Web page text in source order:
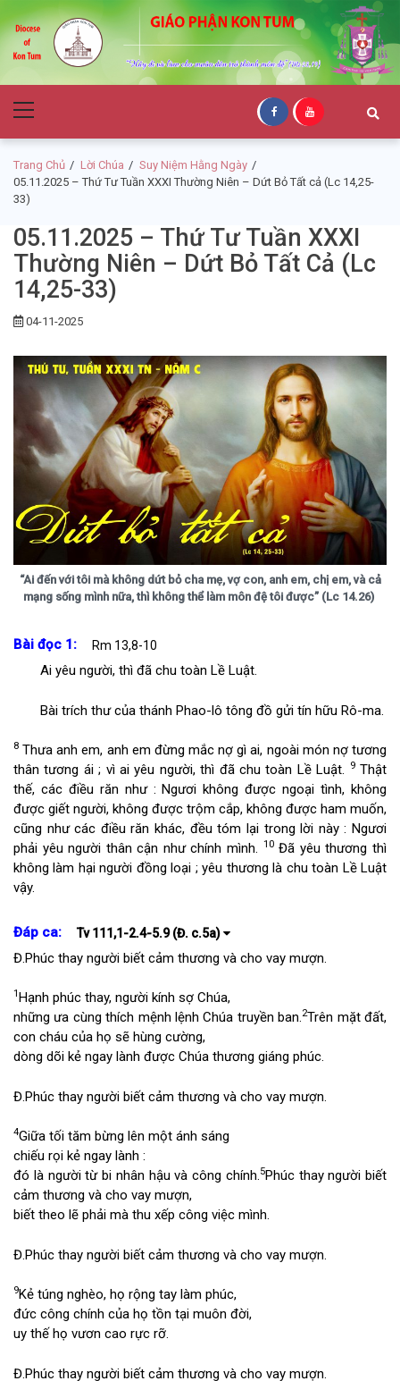
to
navigation
to
content
Giáo Phận Kon
Tum
Menu
Trang Chủ Lời Chúa
Suy Niệm Hằng Ngày
05.11.2025 – Thứ Tư Tuần XXXI Thường Niên – Dứt Bỏ Tất cả (Lc 14,25-
33)
05.11.2025 – Thứ Tư Tuần XXXI
Thường Niên – Dứt Bỏ Tất Cả (Lc
14,25-33)
04-11-2025
“Ai đến với tôi mà không dứt bỏ cha mẹ, vợ con, anh em, chị em, và cả
mạng sống mình nữa, thì không thể làm môn đệ tôi được” (Lc 14.26)
Bài đọc 1: Rm 13,8-10
Ai yêu người, thì đã chu toàn Lề Luật.
Bài trích thư của thánh Phao-lô tông đồ gửi tín hữu Rô-ma.
8 Thưa anh em, anh em đừng mắc nợ gì ai, ngoài món nợ tương
thân tương ái ; vì ai yêu người, thì đã chu toàn Lề Luật.
9Thật
thế, các điều răn như : Ngươi không được ngoại tình, không
được giết người, không được trộm cắp, không được ham muốn,
cũng như các điều răn khác, đều tóm lại trong lời này : Ngươi
phải yêu người thân cận như chính mình. 10Đã yêu thương thì
không làm hại người đồng loại ; yêu thương là chu toàn Lề Luật
vậy.
Đáp ca: Tv 111,1-2.4-5.9 (Đ. c.5a)
Đ.Phúc thay người biết cảm thương và cho vay mượn.
1Hạnh phúc thay, người kính sợ Chúa,
những ưa cùng thích mệnh lệnh Chúa truyền ban.2Trên mặt đất,
con cháu của họ sẽ hùng cường,
dòng dõi kẻ ngay lành được Chúa thương giáng phúc.
Đ.Phúc thay người biết cảm thương và cho vay mượn.
4Giữa tối tăm bừng lên một ánh sáng
chiếu rọi kẻ ngay lành :
đó là người từ bi nhân hậu và công chính.5Phúc thay người biết
cảm thương và cho vay mượn,
biết theo lẽ phải mà thu xếp công việc mình.
Đ.Phúc thay người biết cảm thương và cho vay mượn.
9Kẻ túng nghèo, họ rộng tay làm phúc,
đức công chính của họ tồn tại muôn đời,
uy thế họ vươn cao rực rỡ.
Đ.Phúc thay người biết cảm thương và cho vay mượn.